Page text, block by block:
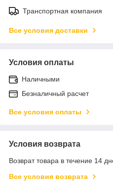
Транспортная компания
Все условия доставки
Условия оплаты
Наличными
Безналичный расчет
Все условия оплаты
Условия возврата
Возврат товара в течение 14
Все условия возврата